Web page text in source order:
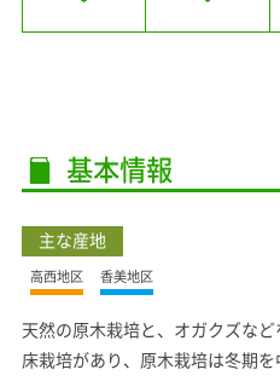
基本情報
主な産地
高西地区 香美地区
天然の原木栽培と、オガクズな
床栽培があり、原木栽培は冬期